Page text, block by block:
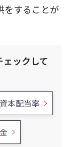
をすることが
ックして
本配当率